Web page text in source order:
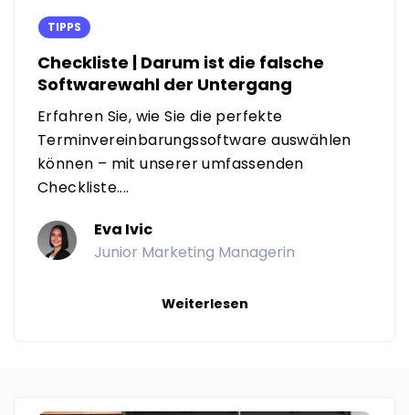
TIPPS
Checkliste | Darum ist die falsche
Softwarewahl der Untergang
Erfahren Sie, wie Sie die perfekte
Terminvereinbarungssoftware auswählen
können – mit unserer umfassenden
Checkliste....
Eva Ivic
Junior Marketing Managerin
Weiterlesen